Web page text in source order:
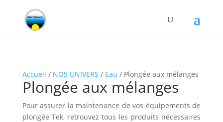
Accueil / NOS UNIVERS / Eau / Plongée aux mélanges
Plongée aux mélanges
Pour assurer la maintenance de vos équipements de
plongée Tek, retrouvez tous les produits nécessaires